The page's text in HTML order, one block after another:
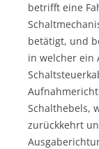
betrifft eine
betätigt, und
in welcher ein
Schalthebels,
zurückkehrt